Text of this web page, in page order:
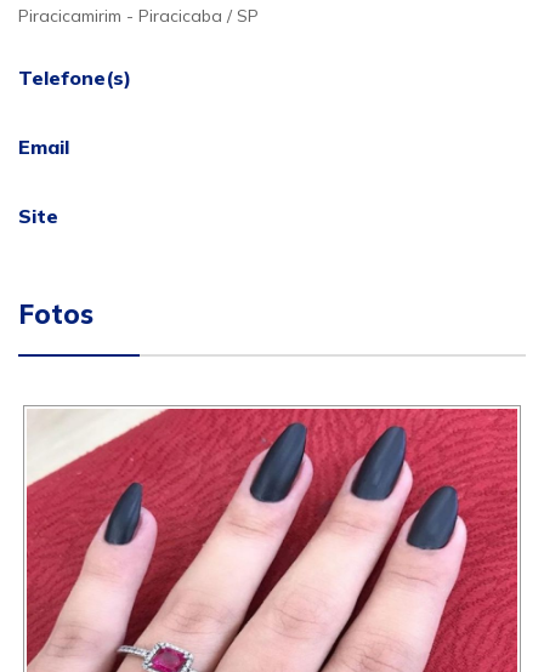
Piracicamirim - Piracicaba / SP
Telefone(s)
Email
Site
Fotos